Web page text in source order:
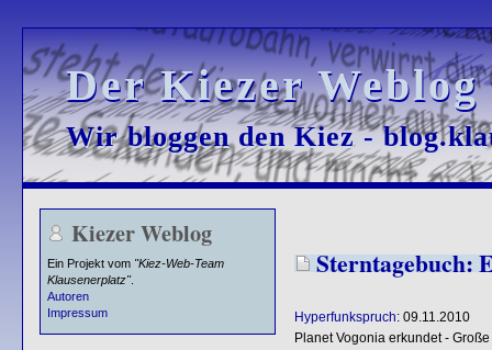
Der Kiezer
Der Kiezer
Wir bloggen den Kiez -
Wir bloggen den Kiez -
Kiezer Weblog
Ein Projekt vom "Kiez-Web-Team
Klausenerplatz".
Autoren
Impressum
Sterntagebuch:
Hyperfunkspruch: 09.11.2010
Planet Vogonia erkundet -